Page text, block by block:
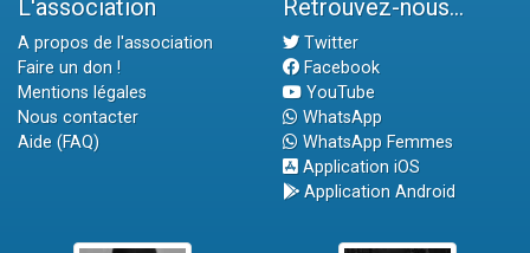
L'association
A propos de l'association
Faire un don !
Mentions légales
Nous contacter
Aide (FAQ)
Retrouvez-nous...
Twitter
Facebook
YouTube
WhatsApp
WhatsApp Femmes
Application iOS
Application Android